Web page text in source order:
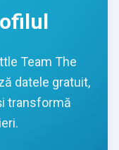
Team The
datele gratuit,
transformă